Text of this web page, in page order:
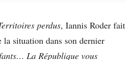
perdus, Iannis Roder fait
la situation dans son dernier
La République vous